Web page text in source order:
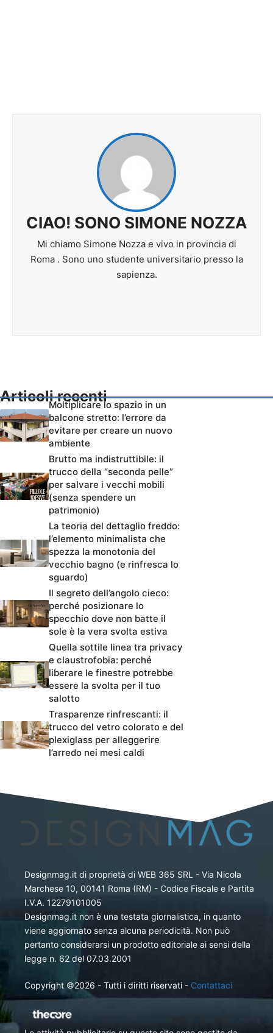
CIAO! SONO SIMONE NOZZA
Mi chiamo Simone Nozza e vivo in provincia di
Roma . Sono uno studente universitario presso la
sapienza.
Articoli recenti
Moltiplicare lo spazio in un
balcone stretto: l’errore da
evitare per creare un nuovo
ambiente
Brutto ma indistruttibile: il
trucco della “seconda pelle”
per salvare i vecchi mobili
(senza spendere un
patrimonio)
La teoria del dettaglio freddo:
l’elemento minimalista che
spezza la monotonia del
vecchio bagno (e rinfresca lo
sguardo)
Il segreto dell’angolo cieco:
perché posizionare lo
specchio dove non batte il
sole è la vera svolta estiva
Quella sottile linea tra privacy
e claustrofobia: perché
liberare le finestre potrebbe
essere la svolta per il tuo
salotto
Trasparenze rinfrescanti: il
trucco del vetro colorato e del
plexiglass per alleggerire
l’arredo nei mesi caldi
Designmag.it di proprietà di WEB 365 SRL - Via Nicola
Marchese 10, 00141 Roma (RM) - Codice Fiscale e Partita
I.V.A. 12279101005
Designmag.it non è una testata giornalistica, in quanto
viene aggiornato senza alcuna periodicità. Non può
pertanto considerarsi un prodotto editoriale ai sensi della
legge n. 62 del 07.03.2001
Copyright ©2026 - Tutti i diritti riservati - Contattaci